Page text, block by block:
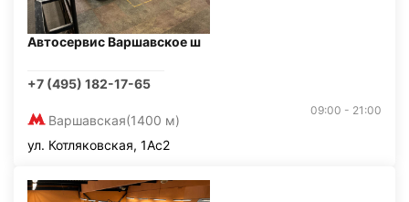
Автосервис Варшавское ш
+7 (495) 182-17-65
Варшавская(1400 м)
09:00 - 21:00
ул. Котляковская, 1Ас2